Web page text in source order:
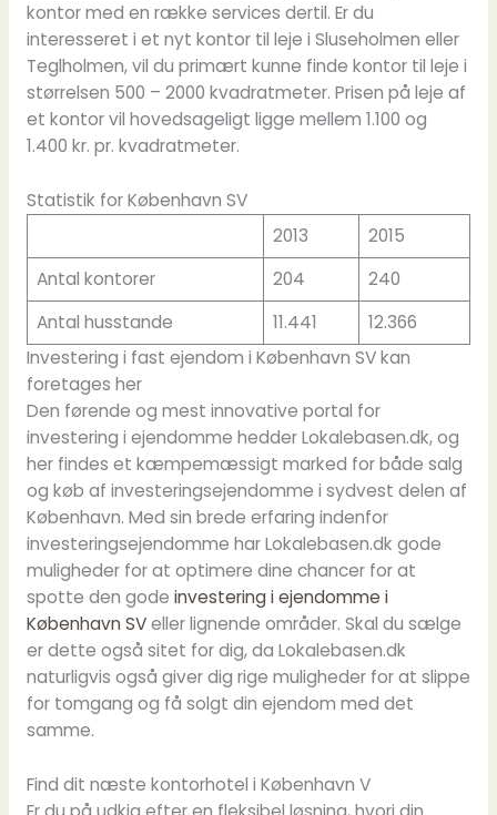
kontor med en række services dertil. Er du
interesseret i et nyt kontor til leje i Sluseholmen eller
Teglholmen, vil du primært kunne finde kontor til leje i
størrelsen 500 – 2000 kvadratmeter. Prisen på leje af
et kontor vil hovedsageligt ligge mellem 1.100 og
1.400 kr. pr. kvadratmeter.
Statistik for København SV
2013
2015
Antal kontorer
204
240
Antal husstande
11.441
12.366
Investering i fast ejendom i København SV kan
foretages her
Den førende og mest innovative portal for
investering i ejendomme hedder Lokalebasen.dk, og
her findes et kæmpemæssigt marked for både salg
og køb af investeringsejendomme i sydvest delen af
København. Med sin brede erfaring indenfor
investeringsejendomme har Lokalebasen.dk gode
muligheder for at optimere dine chancer for at
spotte den gode investering i ejendomme i
København SVeller lignende områder. Skal du sælge
er dette også sitet for dig, da Lokalebasen.dk
naturligvis også giver dig rige muligheder for at slippe
for tomgang og få solgt din ejendom med det
samme.
Find dit næste kontorhotel i København V